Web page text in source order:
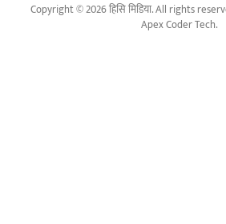
Copyright © 2026 हिसि मिडिया. All rights
Apex Coder Tech.